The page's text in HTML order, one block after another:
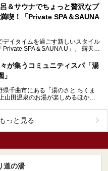
＆サウナでちょっと贅沢なプ
喫！「Private SPA＆SAUNA
デイタイムを過ごす新しいスタイル
SPA＆SAUNA U」。 露天風
が集うコミュニティスパ「湯
千曲市にある「湯のさと ちくま
山田温泉のお湯が楽しめるほか、
っと見る
道の湯